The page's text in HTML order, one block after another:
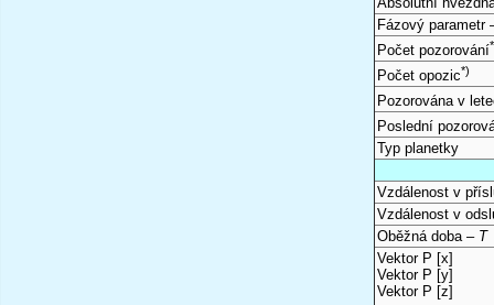
Fázový parametr
Počet pozorování
Počet opozic*)
Pozorována v
Poslední
Typ planetky
Vzdálenost v
Vzdálenost v
Oběžná doba – T
Vektor P [x]
Vektor P [y]
Vektor P [z]